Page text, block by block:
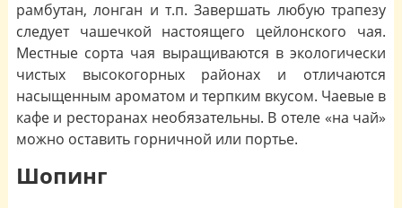
рамбутан, лонган и т.п. Завершать любую трапезу
следует чашечкой настоящего цейлонского чая.
Местные сорта чая выращиваются в экологически
чистых высокогорных районах и отличаются
насыщенным ароматом и терпким вкусом. Чаевые в
кафе и ресторанах необязательны. В отеле «на чай»
можно оставить горничной или портье.
Шопинг